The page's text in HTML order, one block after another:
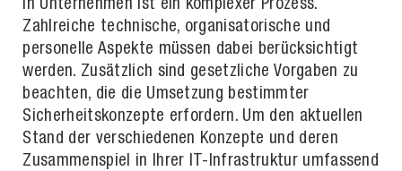
in Unternehmen ist ein komplexer Prozess.
Zahlreiche technische, organisatorische und
personelle Aspekte müssen dabei berücksichtigt
werden. Zusätzlich sind gesetzliche Vorgaben zu
beachten, die die Umsetzung bestimmter
Sicherheitskonzepte erfordern. Um den aktuellen
Stand der verschiedenen Konzepte und deren
Zusammenspiel in Ihrer IT-Infrastruktur umfassend